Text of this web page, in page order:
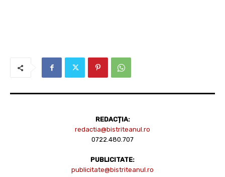
REDACȚIA:
redactia@bistriteanul.ro
0722.480.707
PUBLICITATE:
publicitate@bistriteanul.ro